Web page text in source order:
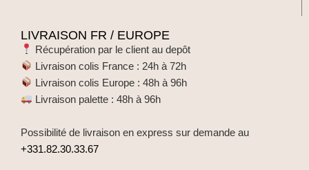
LIVRAISON FR / EUROPE
Récupération par le client au depôt
Livraison colis France : 24h à 72h
Livraison colis Europe : 48h à 96h
Livraison palette : 48h à 96h
Possibilité de livraison en express sur demande au
+331.82.30.33.67